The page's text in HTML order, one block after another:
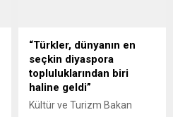
kapatma davası açılmasının
zamanının geldiğini belirtti.
AfD’nin başı ve uzuvlarıyla
tamamen aşırı sağcı
olduğunu söyleyen
Wanderwitz, “AfD, özellikle
“Türkler, dünyanın en
seçkin diyaspora
topluluklarından biri
haline geldi”
Kültür ve Turizm Bakan